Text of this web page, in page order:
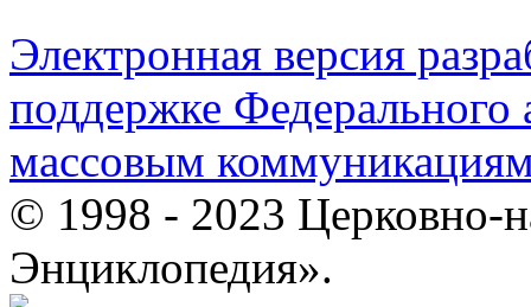
Электронная версия
поддержке Федерального
массовым
© 1998 - 2023 Церковно-
Энциклопедия».